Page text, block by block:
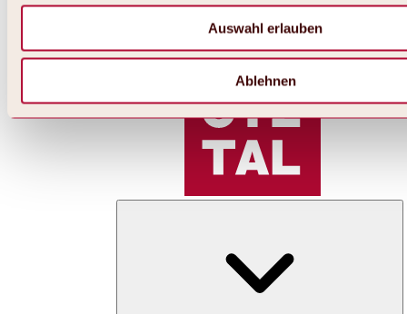
Auswahl erlauben
Ablehnen